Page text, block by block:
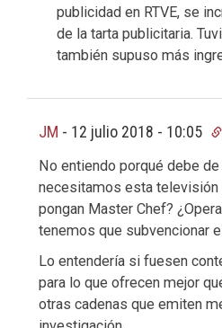
publicidad en RTVE, se
de la tarta publicitaria.
también supuso más
JM - 12 julio 2018 - 10:05
No entiendo porqué debe
necesitamos esta televisión
pongan Master Chef?
tenemos que subvencionar
Lo entendería si fuesen
para lo que ofrecen mejor
otras cadenas que emiten